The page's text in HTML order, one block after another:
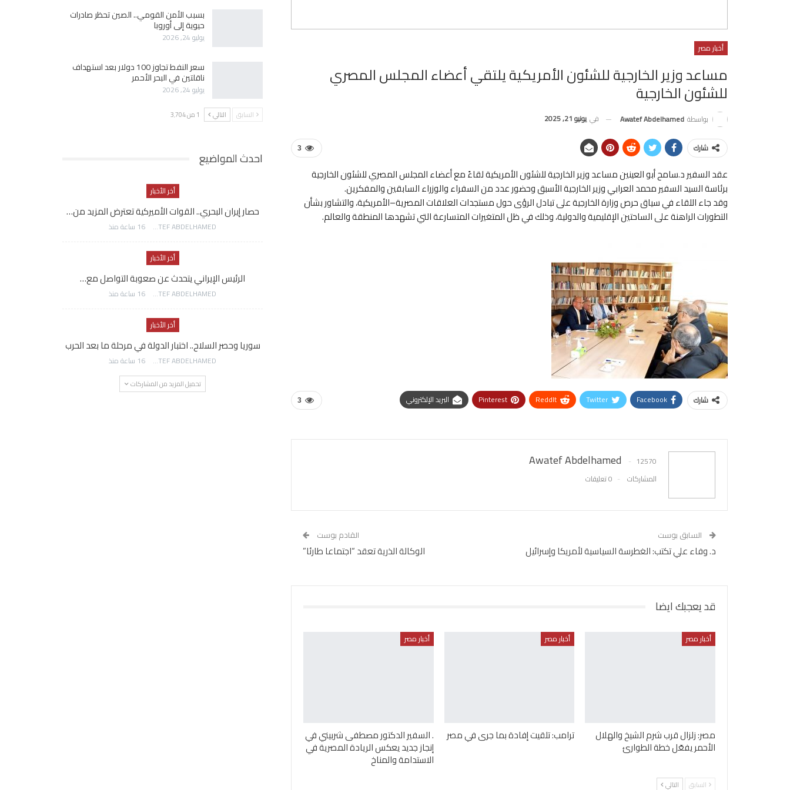
أخبار مصر
مساعد وزير الخارجية للشئون الأمريكية يلتقي أعضاء المجلس المصري
للشئون الخارجية
بواسطة Awatef Abdelhamed في يونيو 21, 2025
3 شارك
عقد السفير د.سامح أبو العينين مساعد وزير الخارجية للشئون الأمريكية لقاءً مع أعضاء المجلس المصري للشئون الخارجية
برئاسة السيد السفير محمد العرابي وزير الخارجية الأسبق وحضور عدد من السفراء والوزراء السابقين والمفكرين.
وقد جاء اللقاء في سياق حرص وزارة الخارجية على تبادل الرؤى حول مستجدات العلاقات المصرية–الأمريكية، والتشاور بشأن
التطورات الراهنة على الساحتين الإقليمية والدولية، وذلك في ظل المتغيرات المتسارعة التي تشهدها المنطقة والعالم.
3 شارك Facebook
Twitter
ReddIt
Pinterest البريد الإلكتروني
Awatef Abdelhamed
12570
المشاركات
0 تعليقات
السابق بوست
د. وفاء علي تكتب: الغطرسة السياسية لأمريكا وإسرائيل
القادم بوست
الوكالة الذرية تعقد “اجتماعا طارئا”
قد يعجبك ايضا
أخبار مصر
مصر: زلزال قرب شرم الشيخ والهلال
الأحمر يفعّل خطة الطوارئ
أخبار مصر
ترامب: تلقيت إفادة بما جرى في مصر
أخبار مصر
. السفير الدكتور مصطفى شربيني في
إنجاز جديد يعكس الريادة المصرية في
الاستدامة والمناخ
السابق التالي
بسبب الأمن القومي.. الصين تحظر صادرات
حيوية إلى أوروبا
يوليو 24, 2026
سعر النفط تجاوز 100 دولار بعد استهداف
ناقلتين في البحر الأحمر
يوليو 24, 2026
السابق التالي 1 من 3٬704
احدث المواضيع
أخر الأخبار
حصار إيران البحري.. القوات الأميركية تعترض المزيد من…
AWATEF ABDELHAMED 16 ساعة منذ
أخر الأخبار
الرئيس الإيراني يتحدث عن صعوبة التواصل مع…
AWATEF ABDELHAMED 16 ساعة منذ
أخر الأخبار
سوريا وحصر السلاح.. اختبار الدولة في مرحلة ما بعد الحرب
AWATEF ABDELHAMED 16 ساعة منذ
تحميل المزيد من المشاركات